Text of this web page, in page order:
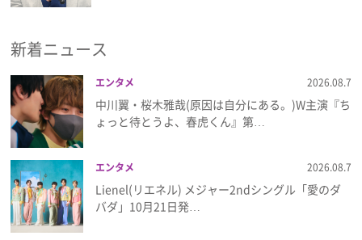
カフェ・グルメ
エンタメ
ライフスタイル
プレゼント
インタビュー
新着ニュース
エンタメ 2026.08.7
中川翼・桜木雅哉(原因は自分にある。)W主演『ち
ょっと待とうよ、春虎くん』第…
エンタメ 2026.08.7
Lienel(リエネル) メジャー2ndシングル「愛のダ
バダ」10月21日発…